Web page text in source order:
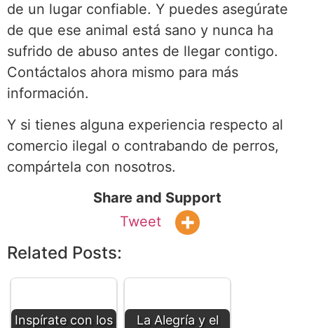
de un lugar confiable. Y puedes asegúrate
de que ese animal está sano y nunca ha
sufrido de abuso antes de llegar contigo.
Contáctalos ahora mismo para más
información.
Y si tienes alguna experiencia respecto al
comercio ilegal o contrabando de perros,
compártela con nosotros.
Share and Support
Tweet
Related Posts:
Inspírate con los
La Alegría y el